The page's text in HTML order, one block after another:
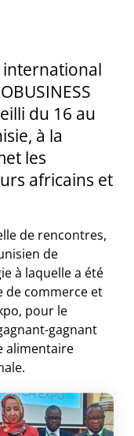
international
du 16 au
à la
les
africains et
de rencontres,
de
à laquelle a été
de commerce et
pour le
gagnant
alimentaire